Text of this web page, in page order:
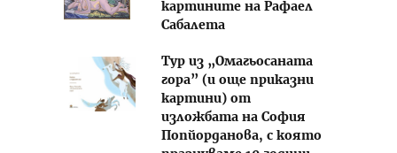
картините на Рафаел
Сабалета
Тур из „Омагьосаната
гора” (и още приказни
картини) от
изложбата на София
Попйорданова, с която